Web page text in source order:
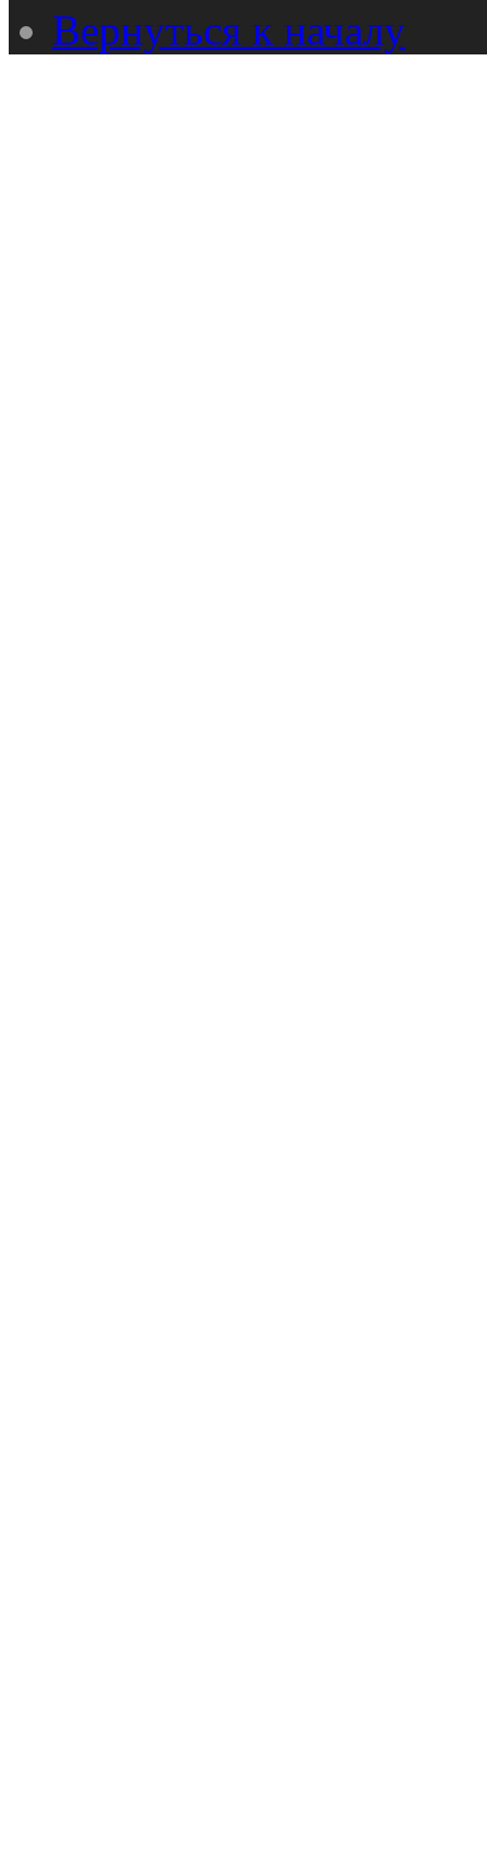
Вернуться к началу